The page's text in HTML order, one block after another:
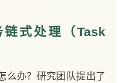
式处理（Task
么办？研究团队提出了